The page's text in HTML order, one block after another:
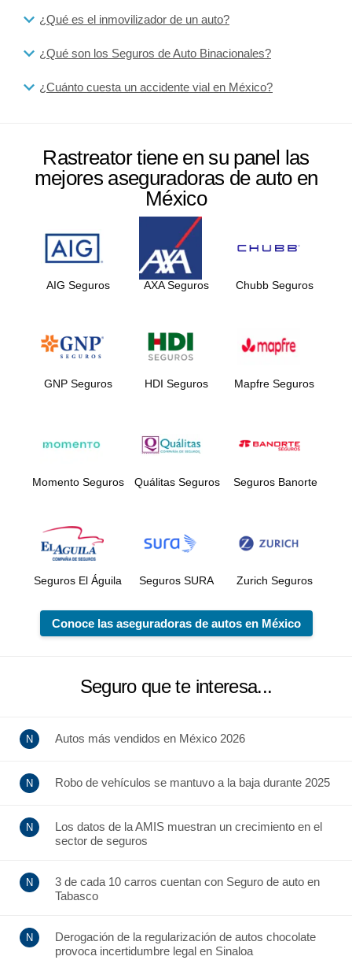
¿Qué es el inmovilizador de un auto?
¿Qué son los Seguros de Auto Binacionales?
¿Cuánto cuesta un accidente vial en México?
Rastreator tiene en su panel las
mejores aseguradoras de auto en
México
AIG Seguros AXA Seguros Chubb Seguros
GNP Seguros HDI Seguros Mapfre Seguros
Momento Seguros Quálitas Seguros Seguros Banorte
Seguros El Águila Seguros SURA Zurich Seguros
Conoce las aseguradoras de autos en México
Seguro que te interesa...
Autos más vendidos en México 2026
Robo de vehículos se mantuvo a la baja durante 2025
Los datos de la AMIS muestran un crecimiento en el
sector de seguros
3 de cada 10 carros cuentan con Seguro de auto en
Tabasco
Derogación de la regularización de autos chocolate
provoca incertidumbre legal en Sinaloa